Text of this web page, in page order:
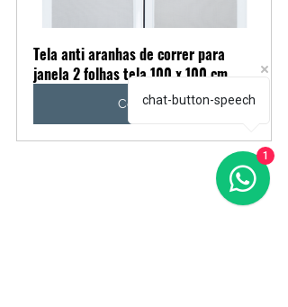
Tela anti aranhas de correr para
janela 2 folhas tela 100 x 100 cm
Comprarchat-button-speech
1